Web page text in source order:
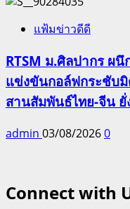
แฟ้มข่าวดีดี
RTSM ม.ศิลปากร ผ
แข่งขันกอล์ฟกระชับมิ
สานสัมพันธ์ไทย-จีน ยั่
admin 03/08/20260
Connect with